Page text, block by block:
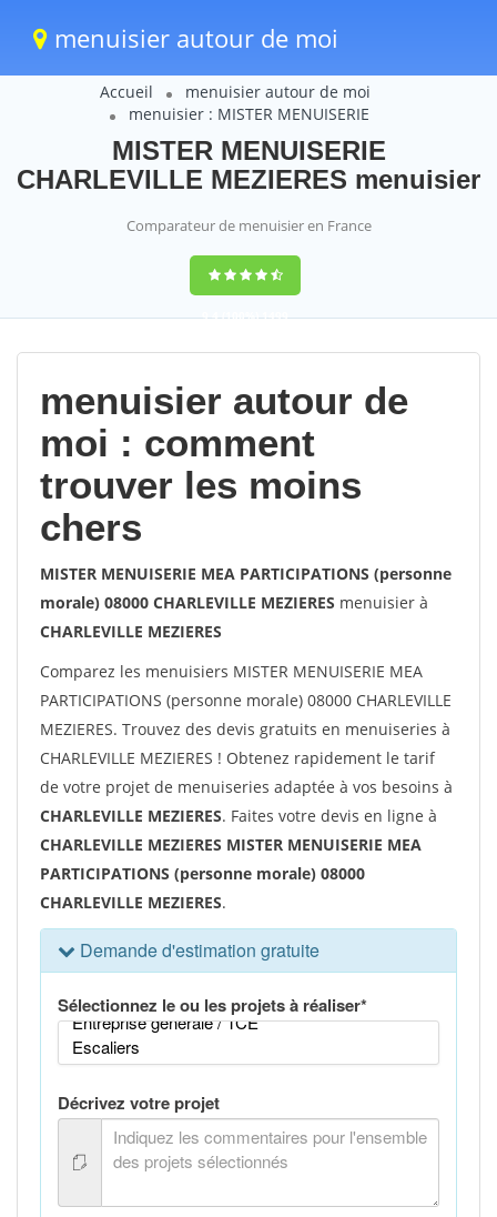
menuisier autour de moi
Accueil
menuisier autour de moi
menuisier : MISTER MENUISERIE
MISTER MENUISERIE
CHARLEVILLE MEZIERES menuisier
Comparateur de menuisier en France
9,4(100%)1499
votes
menuisier autour de
moi : comment
trouver les moins
chers
MISTER MENUISERIE MEA PARTICIPATIONS (personne
morale) 08000 CHARLEVILLE MEZIERES menuisier à
CHARLEVILLE MEZIERES
Comparez les menuisiers MISTER MENUISERIE MEA
PARTICIPATIONS (personne morale) 08000 CHARLEVILLE
MEZIERES. Trouvez des devis gratuits en menuiseries à
CHARLEVILLE MEZIERES ! Obtenez rapidement le tarif
de votre projet de menuiseries adaptée à vos besoins à
CHARLEVILLE MEZIERES. Faites votre devis en ligne à
CHARLEVILLE MEZIERES MISTER MENUISERIE MEA
PARTICIPATIONS (personne morale) 08000
CHARLEVILLE MEZIERES.